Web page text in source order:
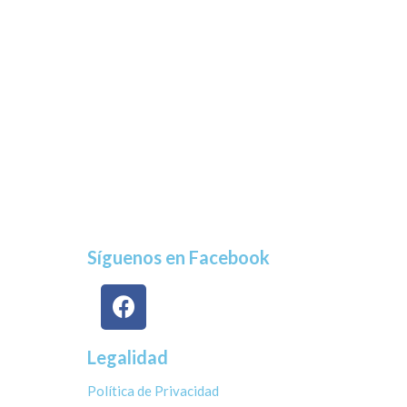
Síguenos en Facebook
Legalidad
Política de Privacidad